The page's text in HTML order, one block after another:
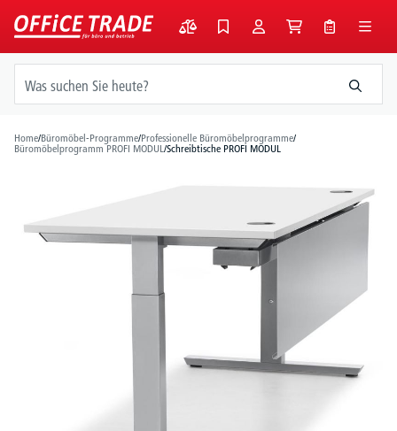
springen
Home/Büromöbel-Programme/Professionelle Büromöbelprogramme/
Büromöbelprogramm PROFI MODUL/Schreibtische PROFI MODUL